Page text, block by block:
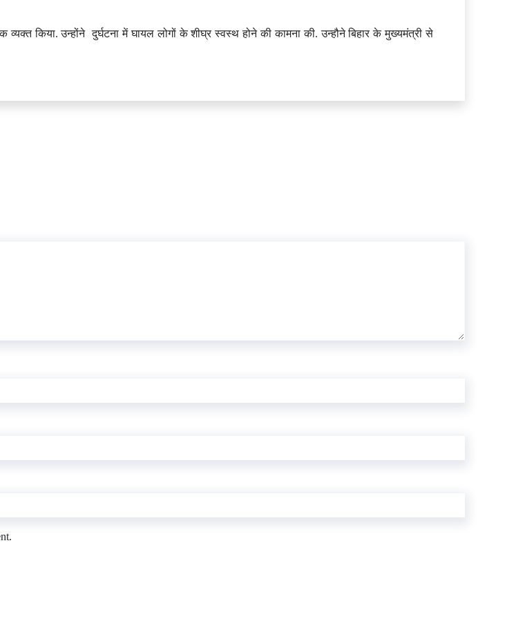
किया. उन्होंने दुर्घटना में घायल लोगों के शीघ्र स्वस्थ होने की कामना की. उन्हौने बिहार के मुख्यमंत्री से